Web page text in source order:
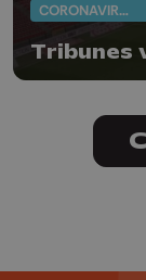
CORONAVIRUS
Tribunes